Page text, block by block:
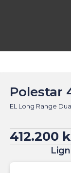
Polestar
EL Long Range
412.200